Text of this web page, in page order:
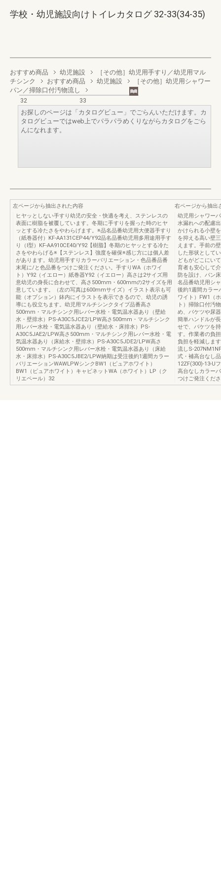
学校・幼児施設向けトイレカタログ 32-33(34-35)
おすすめ商品 幼児施設
［その他］幼児用手すり／幼児用マル
チシンク
おすすめ商品 幼児施設
［その他］幼児用シャワー
パン／掃除口付汚物流し
32
33
お探しのページは「カタログビュー」でごらんいただけます。カ
タログビューではweb上でパラパラめくりながらカタログをごら
んになれます。
左ページから抽出された内容
ヒヤッとしない手すり幼児の安全・快適を考え、ステンレスの
表面に樹脂を被覆しています。冬期に手すりを握った時のヒヤ
ッとする冷たさをやわらげます。※品名品番幼児用大便器手すり
（紙巻器付）KF-AA131CEP44/Y92品名品番幼児用多用途用手す
り（Ⅰ型）KF-AA910CE40/Y92【樹脂】冬期のヒヤッとする冷た
さをやわらげる※【ステンレス】強度を確保※感じ方には個人差
があります。幼児用手すりカラーバリエーション・色品番品番
末尾に/と色品番をつけご発注ください。手すりWA（ホワイ
ト）Y92（イエロー）紙巻器Y92（イエロー）高さは2サイズ用
意幼児の身長に合わせて、高さ500mm・600mmの2サイズを用
意しています。（左の写真は600mmサイズ）イラスト表示も可
能（オプション）鉢内にイラストを表示できるので、幼児の誘
導にも役立ちます。幼児用マルチシンクタイプ品番高さ
500mm・マルチシンク用レバー水栓・電気温水器あり（壁給
水・壁排水）PS-A30C5JCE2/LPW高さ500mm・マルチシンク
用レバー水栓・電気温水器あり（壁給水・床排水）PS-
A30C5JAE2/LPW高さ500mm・マルチシンク用レバー水栓・電
気温水器あり（床給水・壁排水）PS-A30C5JDE2/LPW高さ
500mm・マルチシンク用レバー水栓・電気温水器あり（床給
水・床排水）PS-A30C5JBE2/LPW納期は受注後約1週間カラー
バリエーションWAWLPWシンクBW1（ピュアホワイト）
BW1（ピュアホワイト）キャビネットWA（ホワイト）LP（ク
リエペール）32
右ページから抽出
幼児用シャワー
水漏れへの配慮
かけられる小壁
を抑える高い壁
えます。手前の
した形状として
どもがどこにい
育者も安心して
防を設け、パン
名品番幼児用シ
後約1週間カラー
ワイト）FW1（
ト）掃除口付汚
め、バケツや尿
簡単ハンドルが
せで、バケツを
す。作業者の負
負担を軽減しま
流しS-
式・補高台なし
12ZF(300)-13-U
高台なしカラー
つけご発注くだ